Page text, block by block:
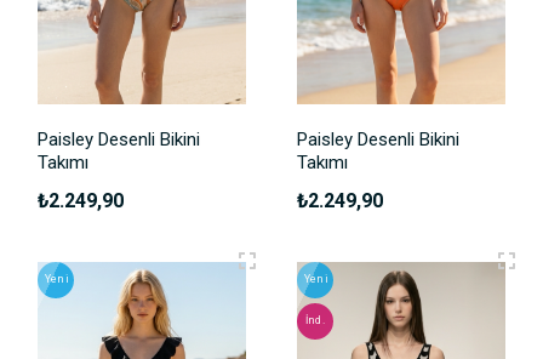
Paisley Desenli Bikini
Takımı
₺2.249,90
Paisley Desenli Bikini
Takımı
₺2.249,90
Yeni Yeni
İnd.